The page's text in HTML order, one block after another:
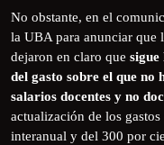
No obstante, en el
la UBA para anunciar que
dejaron en claro que sigue
del gasto sobre el que no
salarios docentes y no
actualización de los
interanual y del 300 por